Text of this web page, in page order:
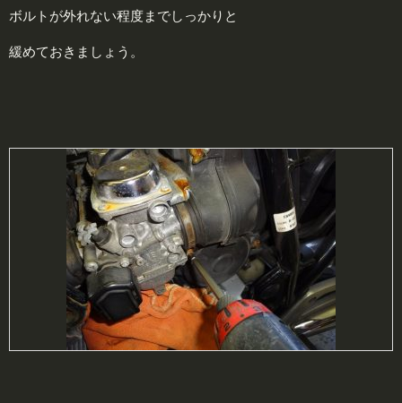
ボルトが外れない程度までしっかりと
緩めておきましょう。